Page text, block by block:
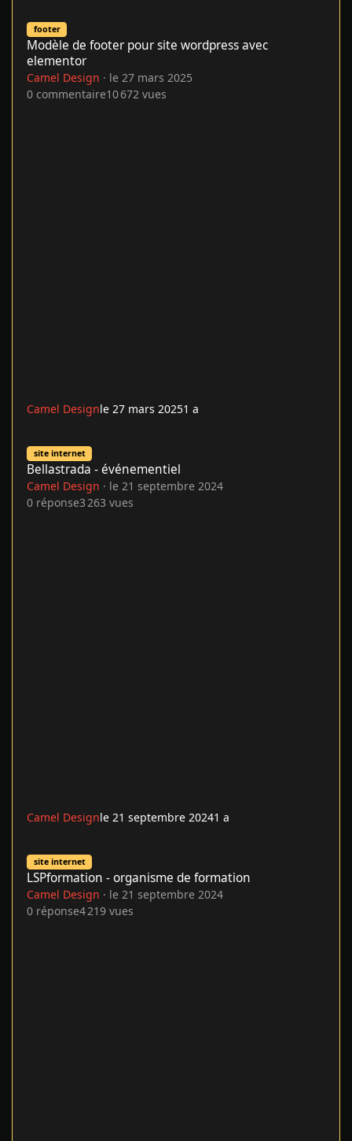
footer
Modèle de footer pour site wordpress avec
elementor
Camel Design · le 27 mars 2025
0 commentaire10 672 vues
Camel Designle 27 mars 20251 a
site internet
Bellastrada - événementiel
Camel Design · le 21 septembre 2024
0 réponse3 263 vues
Camel Designle 21 septembre 20241 a
site internet
LSPformation - organisme de formation
Camel Design · le 21 septembre 2024
0 réponse4 219 vues